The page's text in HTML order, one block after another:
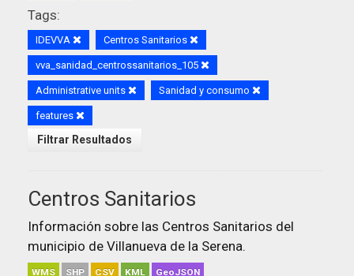
Tags:
IDEVVA Centros Sanitarios
vva_sanidad_centrossanitarios_105
Administrative units Sanidad y consumo
features
Filtrar Resultados
Centros Sanitarios
Información sobre las Centros Sanitarios del
municipio de Villanueva de la Serena.
WMS SHP CSV KML GeoJSON